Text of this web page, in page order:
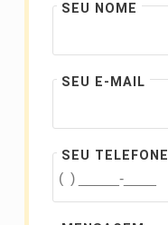
SEU NOME
SEU E-MAIL
SEU TELEFONE